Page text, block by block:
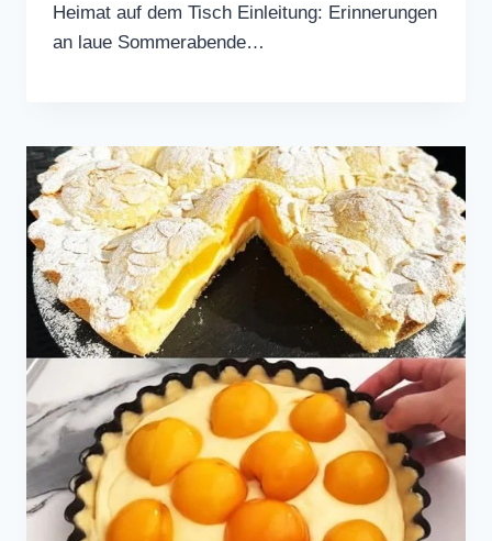
Heimat auf dem Tisch Einleitung: Erinnerungen
an laue Sommerabende…